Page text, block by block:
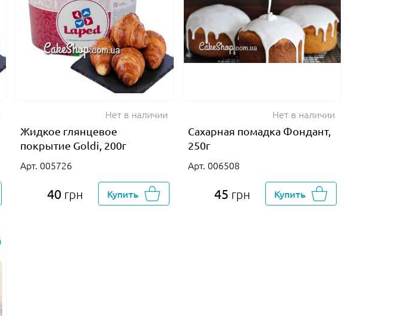
Нет в наличии
Жидкое глянцевое
покрытие Goldi, 200г
Арт. 005726
40грн Купить
Нет в наличии
Сахарная помадка Фондант,
250г
Арт. 006508
45 грн Купить